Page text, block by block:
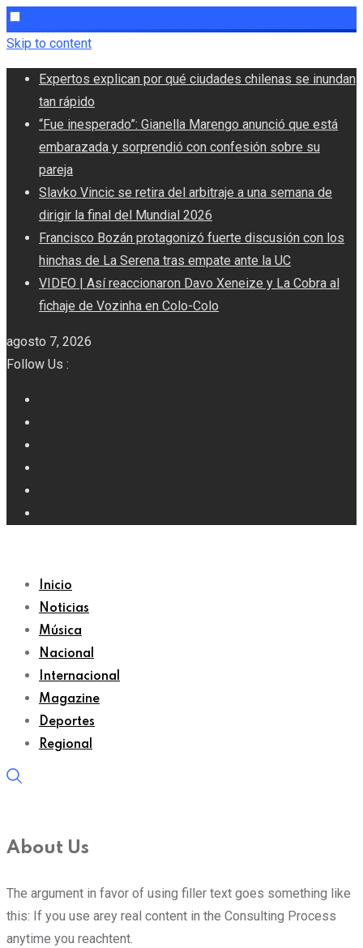
Skip to content
Expertos explican por qué ciudades chilenas se inundan
tan rápido
“Fue inesperado”: Gianella Marengo anunció que está
embarazada y sorprendió con confesión sobre su
pareja
Slavko Vincic se retira del arbitraje a una semana de
dirigir la final del Mundial 2026
Francisco Bozán protagonizó fuerte discusión con los
hinchas de La Serena tras empate ante la UC
VIDEO | Así reaccionaron Davo Xeneize y La Cobra al
fichaje de Vozinha en Colo-Colo
agosto 7, 2026
Follow Us :
Inicio
Noticias
Música
Nacional
Internacional
Magazine
Deportes
Regional
About Us
The argument in favor of using filler text goes something like
this: If you use arey real content in the Consulting Process
anytime you reachtent.